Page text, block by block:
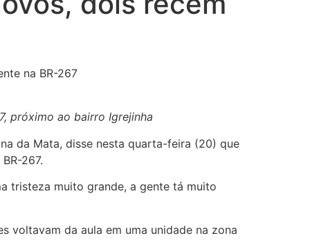
na BR-267
próximo ao bairro Igrejinha
da Mata, disse nesta quarta-feira (20) que
267.
tristeza muito grande, a gente tá muito
voltavam da aula em uma unidade na zona